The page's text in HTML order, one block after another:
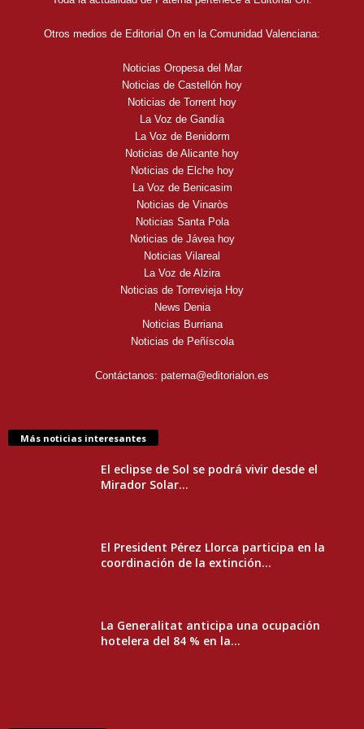
Otros medios de Editorial On en la Comunidad Valenciana:
Noticias Oropesa del Mar
Noticias de Castellón hoy
Noticias de Torrent hoy
La Voz de Gandía
La Voz de Benidorm
Noticias de Alicante hoy
Noticias de Elche hoy
La Voz de Benicasim
Noticias de Vinaròs
Noticias Santa Pola
Noticias de Jávea hoy
Noticias Vilareal
La Voz de Alzira
Noticias de Torrevieja Hoy
News Denia
Noticias Burriana
Noticias de Peñíscola
Contáctanos: paterna@editorialon.es
Más noticias interesantes
El eclipse de Sol se podrá vivir desde el
Mirador Solar...
El President Pérez Llorca participa en la
coordinación de la extinción...
La Generalitat anticipa una ocupación
hotelera del 84 % en la...